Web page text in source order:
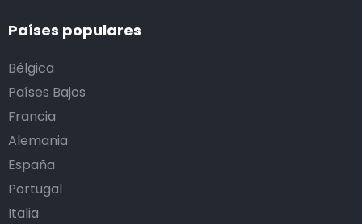
Países populares
Bélgica
Países Bajos
Francia
Alemania
España
Portugal
Italia